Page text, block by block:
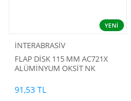
YENİ
İNTERABRASİV
FLAP DİSK 115 MM AC721X
ALÜMİNYUM OKSİT NK
91,53 TL